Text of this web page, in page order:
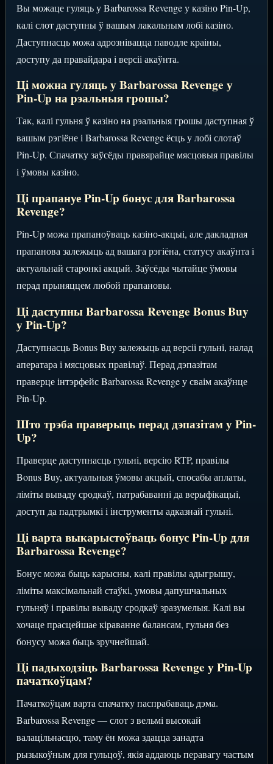
Вы можаце гуляць у Barbarossa Revenge у казіно Pin-Up,
калі слот даступны ў вашым лакальным лобі казіно.
Даступнасць можа адрознівацца паводле краіны,
доступу да правайдара і версіі акаўнта.
Ці можна гуляць у Barbarossa Revenge у
Pin-Up на рэальныя грошы?
Так, калі гульня ў казіно на рэальныя грошы даступная ў
вашым рэгіёне і Barbarossa Revenge ёсць у лобі слотаў
Pin-Up. Спачатку заўсёды правярайце мясцовыя правілы
і ўмовы казіно.
Ці прапануе Pin-Up бонус для Barbarossa
Revenge?
Pin-Up можа прапаноўваць казіно-акцыі, але дакладная
прапанова залежыць ад вашага рэгіёна, статусу акаўнта і
актуальнай старонкі акцый. Заўсёды чытайце ўмовы
перад прыняццем любой прапановы.
Ці даступны Barbarossa Revenge Bonus Buy
у Pin-Up?
Даступнасць Bonus Buy залежыць ад версіі гульні, налад
аператара і мясцовых правілаў. Перад дэпазітам
праверце інтэрфейс Barbarossa Revenge у сваім акаўнце
Pin-Up.
Што трэба праверыць перад дэпазітам у Pin-
Up?
Праверце даступнасць гульні, версію RTP, правілы
Bonus Buy, актуальныя ўмовы акцый, спосабы аплаты,
ліміты вываду сродкаў, патрабаванні да верыфікацыі,
доступ да падтрымкі і інструменты адказнай гульні.
Ці варта выкарыстоўваць бонус Pin-Up для
Barbarossa Revenge?
Бонус можа быць карысны, калі правілы адыгрышу,
ліміты максімальнай стаўкі, умовы дапушчальных
гульняў і правілы вываду сродкаў зразумелыя. Калі вы
хочаце прасцейшае кіраванне балансам, гульня без
бонусу можа быць зручнейшай.
Ці падыходзіць Barbarossa Revenge у Pin-Up
пачаткоўцам?
Пачаткоўцам варта спачатку паспрабаваць дэма.
Barbarossa Revenge — слот з вельмі высокай
валацільнасцю, таму ён можа здацца занадта
рызыкоўным для гульцоў, якія аддаюць перавагу частым